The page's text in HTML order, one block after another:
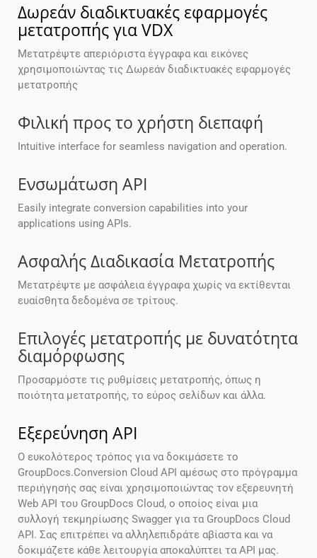
Δωρεάν διαδικτυακές εφαρμογές
μετατροπής για VDX
Μετατρέψτε απεριόριστα έγγραφα και εικόνες
χρησιμοποιώντας τις Δωρεάν διαδικτυακές εφαρμογές
μετατροπής
Φιλική προς το χρήστη διεπαφή
Intuitive interface for seamless navigation and operation.
Ενσωμάτωση API
Easily integrate conversion capabilities into your
applications using APIs.
Ασφαλής Διαδικασία Μετατροπής
Μετατρέψτε με ασφάλεια έγγραφα χωρίς να εκτίθενται
ευαίσθητα δεδομένα σε τρίτους.
Επιλογές μετατροπής με δυνατότητα
διαμόρφωσης
Προσαρμόστε τις ρυθμίσεις μετατροπής, όπως η
ποιότητα μετατροπής, το εύρος σελίδων και άλλα.
Εξερεύνηση API
Ο ευκολότερος τρόπος για να δοκιμάσετε το
GroupDocs.Conversion Cloud API αμέσως στο πρόγραμμα
περιήγησής σας είναι χρησιμοποιώντας τον εξερευνητή
Web API του GroupDocs Cloud, ο οποίος είναι μια
συλλογή τεκμηρίωσης Swagger για τα GroupDocs Cloud
API. Σας επιτρέπει να αλληλεπιδράτε αβίαστα και να
δοκιμάζετε κάθε λειτουργία αποκαλύπτει τα API μας.